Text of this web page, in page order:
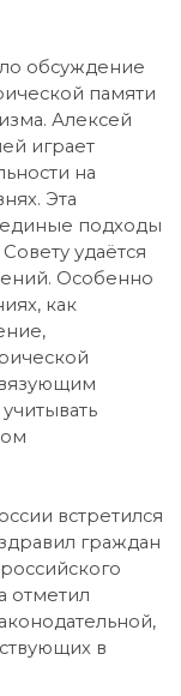
обсуждение
памяти
Алексей
играет
на
Эта
единые подходы
удаётся
Особенно
как
встретился
граждан
отметил
в